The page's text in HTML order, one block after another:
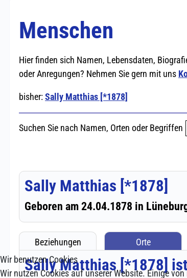
Wir benutzen Cookies
Wir nutzen Cookies auf unserer Website. Einige